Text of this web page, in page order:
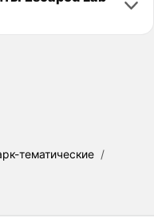
тематические /